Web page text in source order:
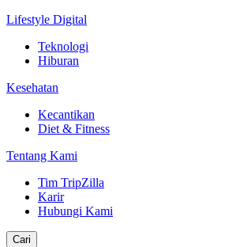
Lifestyle Digital
Teknologi
Hiburan
Kesehatan
Kecantikan
Diet & Fitness
Tentang Kami
Tim TripZilla
Karir
Hubungi Kami
Cari